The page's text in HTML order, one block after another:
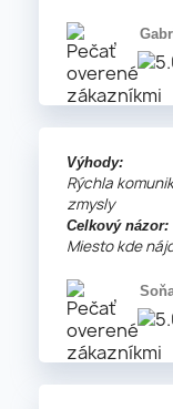
Výhody:
Rýchla
zmysly
Celkový názor:
Miesto kde